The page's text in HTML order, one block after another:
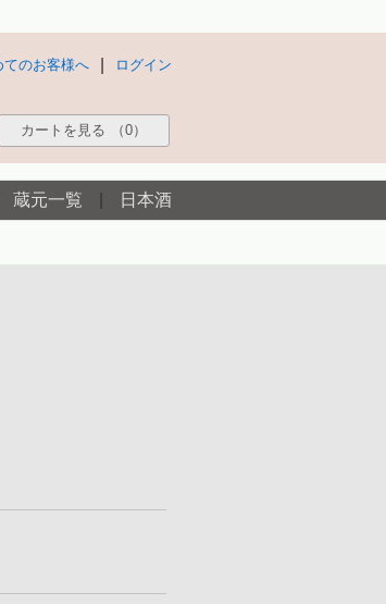
ログイン
てのお客様へ
カートを見る （0）
蔵元一覧 日本酒